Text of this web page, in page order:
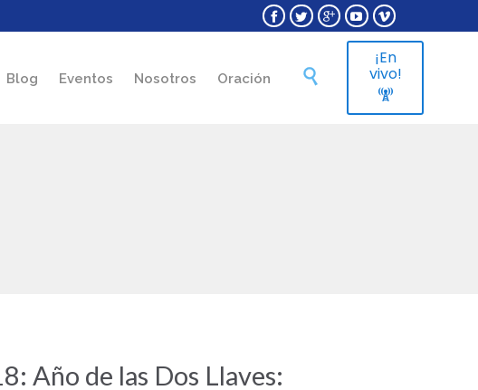
    
Skip
Blog Eventos Nosotros Oración 
¡En
vivo!

Año de las Dos Llaves: